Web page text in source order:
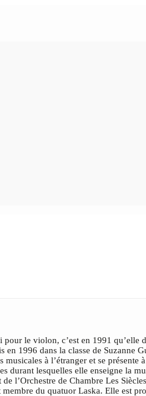
le violon, c’est en 1991
en 1996 dans la classe de
musicales à l’étranger et se
durant lesquelles elle enseigne la
l’Orchestre de Chambre Les
du quatuor Laska. Elle est